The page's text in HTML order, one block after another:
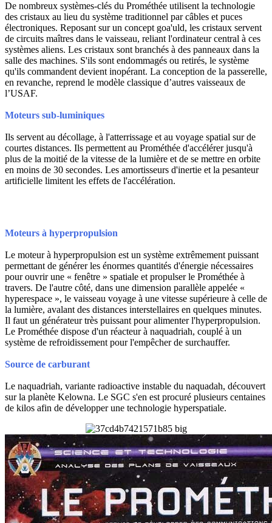
De nombreux systèmes-clés du Prométhée utilisent la technologie
des cristaux au lieu du système traditionnel par câbles et puces
électroniques. Reposant sur un concept goa'uld, les cristaux servent
de circuits maîtres dans le vaisseau, reliant l'ordinateur central à ces
systèmes aliens. Les cristaux sont branchés à des panneaux dans la
salle des machines. S'ils sont endommagés ou retirés, le système
qu'ils commandent devient inopérant. La conception de la passerelle,
en revanche, reprend le modèle classique d’autres vaisseaux de
l’USAF.
Moteurs sub-luminiques
Ils servent au décollage, à l'atterrissage et au voyage spatial sur de
courtes distances. Ils permettent au Prométhée d'accélérer jusqu'à
plus de la moitié de la vitesse de la lumière et de se mettre en orbite
en moins de 30 secondes. Les amortisseurs d'inertie et la pesanteur
artificielle limitent les effets de l'accélération.
Moteurs à hyperpropulsion
Le moteur à hyperpropulsion est un système extrêmement puissant
permettant de générer les énormes quantités d'énergie nécessaires
pour ouvrir une « fenêtre » spatiale et propulser le Prométhée à
travers. De l'autre côté, dans une dimension parallèle appelée «
hyperespace », le vaisseau voyage à une vitesse supérieure à celle de
la lumière, avalant des distances interstellaires en quelques minutes.
Il faut un générateur très puissant pour alimenter l'hyperpropulsion.
Le Prométhée dispose d'un réacteur à naquadriah, couplé à un
système de refroidissement pour l'empêcher de surchauffer.
Source de carburant
Le naquadriah, variante radioactive instable du naquadah, découvert
sur la planète Kelowna. Le SGC s'en est procuré plusieurs centaines
de kilos afin de développer une technologie hyperspatiale.